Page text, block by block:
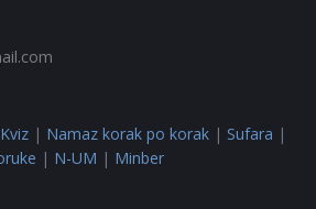
| Namaz korak po korak | Sufara |
| N-UM | Minber